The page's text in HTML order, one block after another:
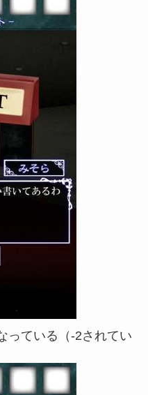
っている（-2されてい